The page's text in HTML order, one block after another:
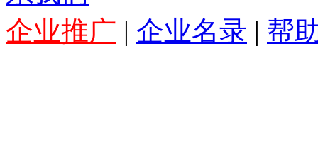
系我们
企业推广 | 企业名录 | 帮